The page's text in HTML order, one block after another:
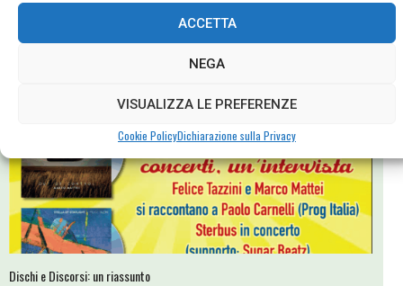
ACCETTA
NEGA
VISUALIZZA LE PREFERENZE
Cookie PolicyDichiarazione sulla Privacy
Dischi e Discorsi: un riassunto